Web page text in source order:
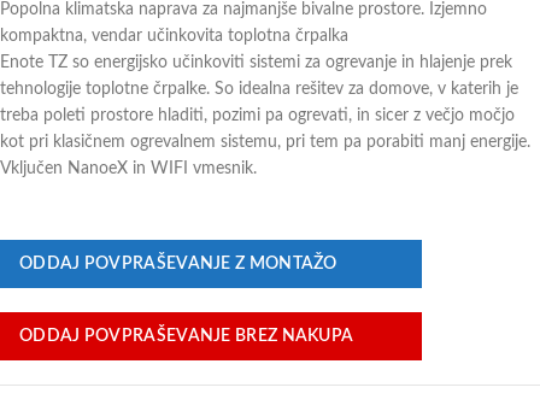
Popolna klimatska naprava za najmanjše bivalne prostore. Izjemno
kompaktna, vendar učinkovita toplotna črpalka
Enote TZ so energijsko učinkoviti sistemi za ogrevanje in hlajenje prek
tehnologije toplotne črpalke. So idealna rešitev za domove, v katerih je
treba poleti prostore hladiti, pozimi pa ogrevati, in sicer z večjo močjo
kot pri klasičnem ogrevalnem sistemu, pri tem pa porabiti manj energije.
Vključen NanoeX in WIFI vmesnik.
ODDAJ POVPRAŠEVANJE Z MONTAŽO
ODDAJ POVPRAŠEVANJE BREZ NAKUPA